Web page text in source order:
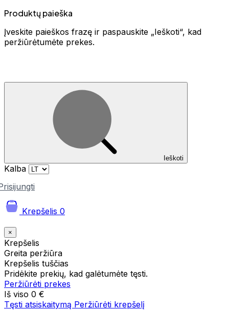
Produktų paieška
Įveskite paieškos frazę ir paspauskite „Ieškoti“, kad
peržiūrėtumėte prekes.
Ieškoti
Kalba
Krepšelis 0
×
Krepšelis
Greita peržiūra
Krepšelis tuščias
Pridėkite prekių, kad galėtumėte tęsti.
Peržiūrėti prekes
Iš viso 0 €
Tęsti atsiskaitymą Peržiūrėti krepšelį